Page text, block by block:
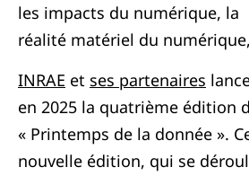
les impacts du numérique, la
réalité matériel du
INRAE et ses partenaires
en 2025 la quatrième édition
« Printemps de la donnée ».
nouvelle édition, qui se